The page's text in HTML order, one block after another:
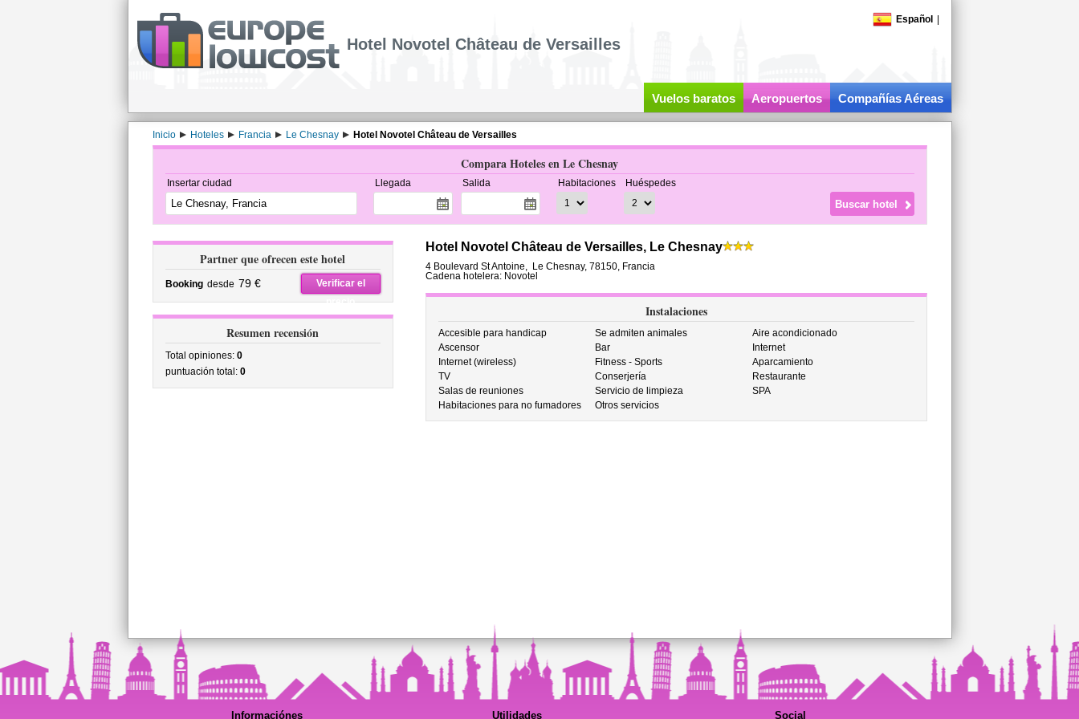
Español
Hotel Novotel Château de Versailles
Vuelos baratos Aeropuertos Compañías Aéreas
Inicio Hoteles Francia Le Chesnay Hotel Novotel Château de Versailles
Compara Hoteles en Le Chesnay
Insertar ciudad Llegada Salida Habitaciones Huéspedes
Partner que ofrecen este hotel
Booking desde 79 €
Verificar el
precio
Resumen recensión
Total opiniones: 0
puntuación total: 0
Hotel Novotel Château de Versailles, Le Chesnay
4 Boulevard St Antoine, Le Chesnay, 78150, Francia
Cadena hotelera: Novotel
Instalaciones
Accesible para handicap Se admiten animales
Aire acondicionado
Ascensor
Bar
Internet
Internet (wireless)
Fitness - Sports
Aparcamiento
TV
Conserjería
Restaurante
Salas de reuniones
Servicio de limpieza
SPA
Habitaciones para no fumadores
Otros servicios
Informaciónes Utilidades Social